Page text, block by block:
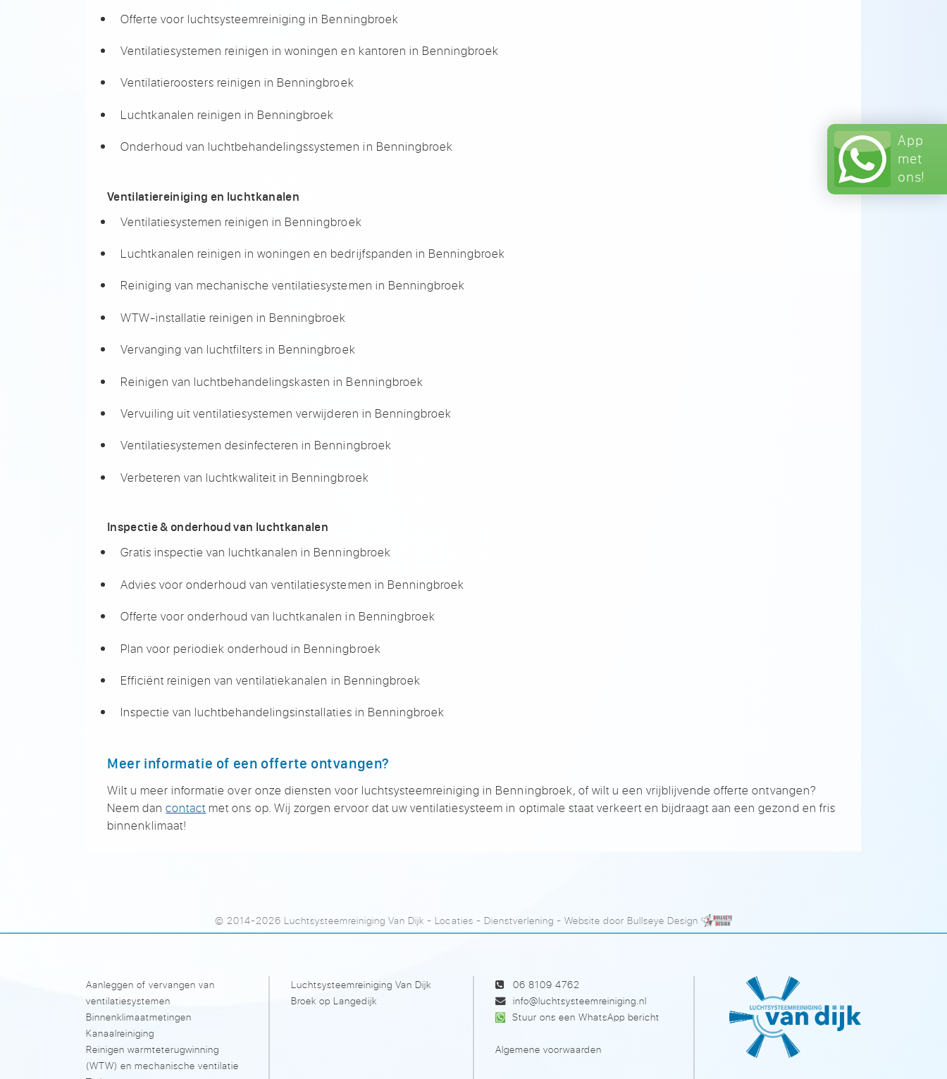
App
met
ons!
Offerte voor luchtsysteemreiniging in Benningbroek
Ventilatiesystemen reinigen in woningen en kantoren in Benningbroek
Ventilatieroosters reinigen in Benningbroek
Luchtkanalen reinigen in Benningbroek
Onderhoud van luchtbehandelingssystemen in Benningbroek
Ventilatiereiniging en luchtkanalen
Ventilatiesystemen reinigen in Benningbroek
Luchtkanalen reinigen in woningen en bedrijfspanden in Benningbroek
Reiniging van mechanische ventilatiesystemen in Benningbroek
WTW-installatie reinigen in Benningbroek
Vervanging van luchtfilters in Benningbroek
Reinigen van luchtbehandelingskasten in Benningbroek
Vervuiling uit ventilatiesystemen verwijderen in Benningbroek
Ventilatiesystemen desinfecteren in Benningbroek
Verbeteren van luchtkwaliteit in Benningbroek
Inspectie & onderhoud van luchtkanalen
Gratis inspectie van luchtkanalen in Benningbroek
Advies voor onderhoud van ventilatiesystemen in Benningbroek
Offerte voor onderhoud van luchtkanalen in Benningbroek
Plan voor periodiek onderhoud in Benningbroek
Efficiënt reinigen van ventilatiekanalen in Benningbroek
Inspectie van luchtbehandelingsinstallaties in Benningbroek
Meer informatie of een offerte ontvangen?
Wilt u meer informatie over onze diensten voor luchtsysteemreiniging in Benningbroek, of wilt u een vrijblijvende offerte ontvangen?
Neem dancontact met ons op. Wij zorgen ervoor dat uw ventilatiesysteem in optimale staat verkeert en bijdraagt aan een gezond en fris
binnenklimaat!
© 2014-2026 Luchtsysteemreiniging Van Dijk- Locaties - Dienstverlening - Website door Bullseye Design
Aanleggen of vervangen van
ventilatiesystemen
Binnenklimaatmetingen
Kanaalreiniging
Reinigen warmteterugwinning
(WTW) en mechanische ventilatie
Luchtsysteemreiniging Van Dijk
Broek op Langedijk
06 8109 4762
info@luchtsysteemreiniging.nl
Stuur ons een WhatsApp bericht
Algemene voorwaarden